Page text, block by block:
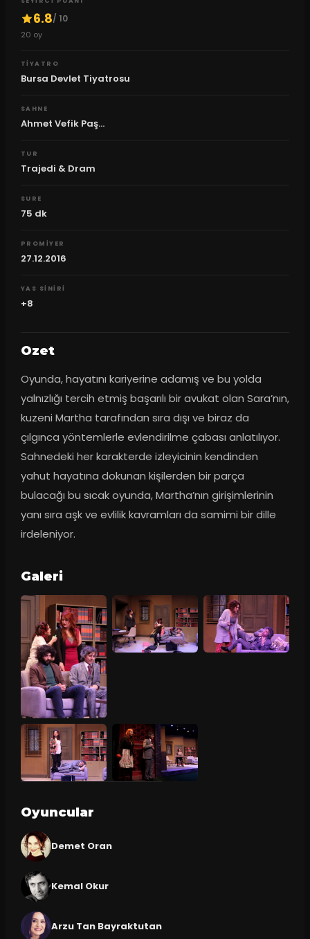
6.8/ 10
20 oy
TIYATRO
Bursa Devlet Tiyatrosu
SAHNE
Ahmet Vefik Paş...
TUR
Trajedi & Dram
SURE
75 dk
PROMIYER
27.12.2016
YAS SINIRI
+8
Ozet
Oyunda, hayatını kariyerine adamış ve bu yolda
yalnızlığı tercih etmiş başarılı bir avukat olan Sara’nın,
kuzeni Martha tarafından sıra dışı ve biraz da
çılgınca yöntemlerle evlendirilme çabası anlatılıyor.
Sahnedeki her karakterde izleyicinin kendinden
yahut hayatına dokunan kişilerden bir parça
bulacağı bu sıcak oyunda, Martha’nın girişimlerinin
yanı sıra aşk ve evlilik kavramları da samimi bir dille
irdeleniyor.
Galeri
Oyuncular
Demet Oran
Kemal Okur
Arzu Tan Bayraktutan